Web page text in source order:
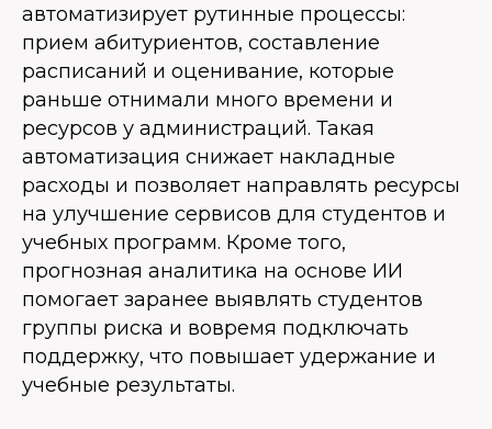
автоматизирует рутинные процессы:
прием абитуриентов, составление
расписаний и оценивание, которые
раньше отнимали много времени и
ресурсов у администраций. Такая
автоматизация снижает накладные
расходы и позволяет направлять ресурсы
на улучшение сервисов для студентов и
учебных программ. Кроме того,
прогнозная аналитика на основе ИИ
помогает заранее выявлять студентов
группы риска и вовремя подключать
поддержку, что повышает удержание и
учебные результаты.